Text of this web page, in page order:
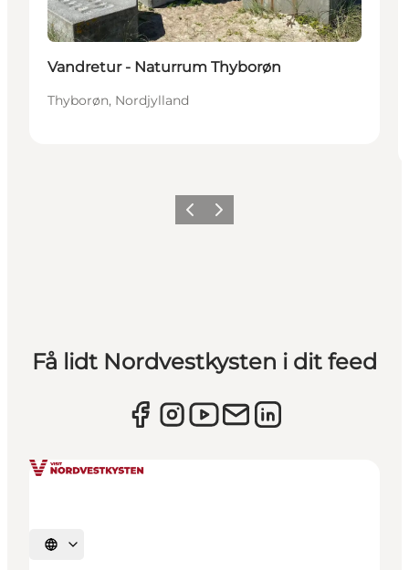
Vandretur - Naturrum Thyborøn
Thyborøn, Nordjylland
ForrigeNæste
Få lidt Nordvestkysten i dit feed
Vælg sprog